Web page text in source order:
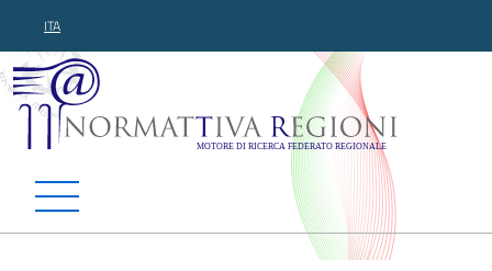
ITA
Normattiva Regioni -